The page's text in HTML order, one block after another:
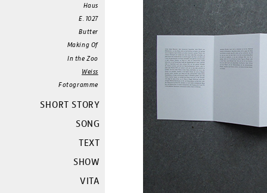
Haus
E.1027
Butter
Making Of
In the Zoo
Weiss
Fotogramme
SHORT STORY
SONG
TEXT
SHOW
VITA